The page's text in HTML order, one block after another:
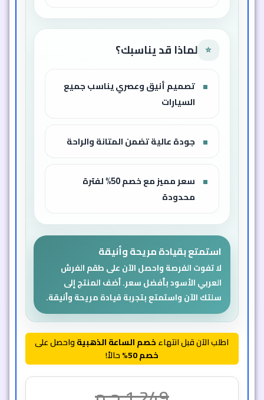
⭐ لماذا قد يناسبك؟
تصميم أنيق وعصري يناسب جميع
السيارات
جودة عالية تضمن المتانة والراحة
سعر مميز مع خصم 50% لفترة
محدودة
استمتع بقيادة مريحة وأنيقة
لا تفوت الفرصة واحصل الآن على طقم الفرش
العربي الأسود بأفضل سعر. أضف المنتج إلى
سلتك الآن واستمتع بتجربة قيادة مريحة وأنيقة.
اطلب الآن قبل انتهاءخصم الساعة الذهبيةواحصل على
خصم 50%
حالاً!